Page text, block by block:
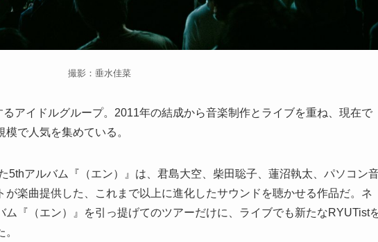
撮影：垂水佳菜
アイドルグループ。2011年の結成から音楽制作とライブを重ね、現在で
で人気を集めている。
5thアルバム『（エン）』は、君島大空、柴田聡子、蓮沼執太、パソコン
楽曲提供した、これまで以上に進化したサウンドを聴かせる作品だ。ネ
ム『（エン）』を引っ提げてのツアーだけに、ライブでも新たなRYUTist